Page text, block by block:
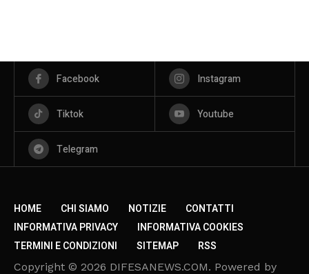
Facebook Instagram
Tiktok Youtube
Telegram
HOME CHI SIAMO NOTIZIE
CONTATTI
INFORMATIVA PRIVACY
INFORMATIVA COOKIES
TERMINI E CONDIZIONI
SITEMAP RSS
Copyright © 2026 DIFESANEWS.COM. Powered by